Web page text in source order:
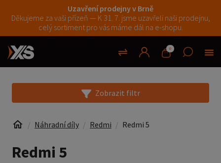
Uzavření prodejny v Brně
Děkujeme za vaši přízeň — K 31. 7. jsme uzavřeli naši prodejnu,
celý sortiment pro vás máme dál na e-shopu.
0
Zobrazit filtr
Náhradní díly Redmi Redmi 5
Redmi 5